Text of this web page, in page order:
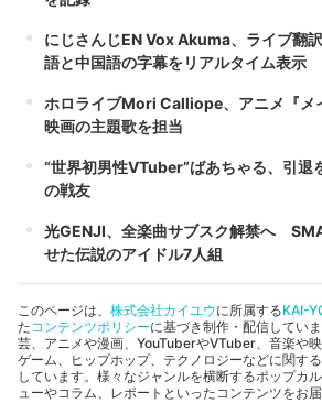
にじさんじEN Vox Akuma、ライブ翻
語と中国語の字幕をリアルタイム表示
ホロライブMori Calliope、アニメ『メ
映画の主題歌を担当
“世界初男性VTuber”ばあちゃる、引
の戦友
光GENJI、全楽曲サブスク解禁へ
せた伝説のアイドル7人組
このページは、 株式会社カイユウに所属するKAI-
たコンテンツポリシーに基づき制作・配信してい
芸、アニメや漫画、YouTuberやVTuber、音楽や映
ゲーム、ヒップホップ、テクノロジーなどに関す
しています。様々なジャンルを横断するポップカ
ューやコラム、レポートといったコンテンツをお届